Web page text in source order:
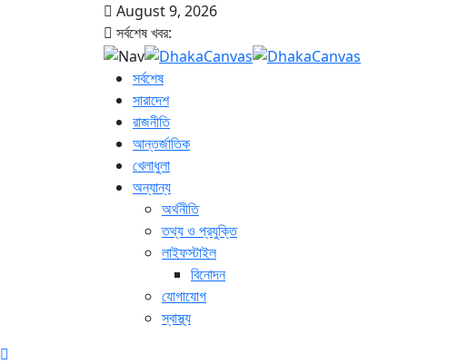
August 9, 2026
সর্বশেষ খবর:
সর্বশেষ
সারাদেশ
রাজনীতি
আন্তর্জাতিক
খেলাধুলা
অন্যান্য
অর্থনীতি
তথ্য ও প্রযুক্তি
লাইফস্টাইল
বিনোদন
যোগাযোগ
স্বাস্থ্য